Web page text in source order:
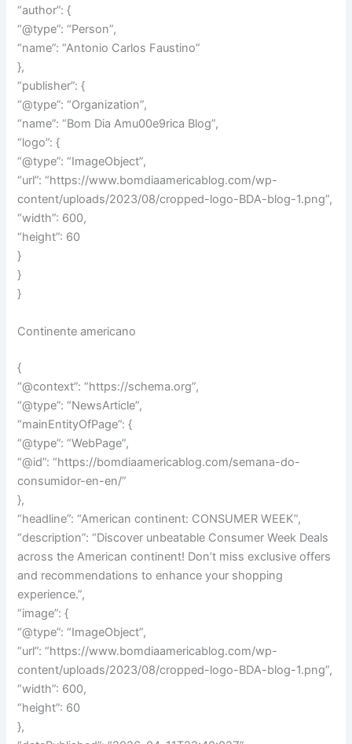
“author”: {
“@type”: “Person”,
“name”: “Antonio Carlos Faustino”
},
“publisher”: {
“@type”: “Organization”,
“name”: “Bom Dia Amu00e9rica Blog”,
“logo”: {
“@type”: “ImageObject”,
“url”: “https://www.bomdiaamericablog.com/wp-
content/uploads/2023/08/cropped-logo-BDA-blog-1.png”,
“width”: 600,
“height”: 60
}
}
}
Continente americano
{
“@context”: “https://schema.org”,
“@type”: “NewsArticle”,
“mainEntityOfPage”: {
“@type”: “WebPage”,
“@id”: “https://bomdiaamericablog.com/semana-do-
consumidor-en-en/”
},
“headline”: “American continent: CONSUMER WEEK”,
“description”: “Discover unbeatable Consumer Week Deals
across the American continent! Don’t miss exclusive offers
and recommendations to enhance your shopping
experience.”,
“image”: {
“@type”: “ImageObject”,
“url”: “https://www.bomdiaamericablog.com/wp-
content/uploads/2023/08/cropped-logo-BDA-blog-1.png”,
“width”: 600,
“height”: 60
},